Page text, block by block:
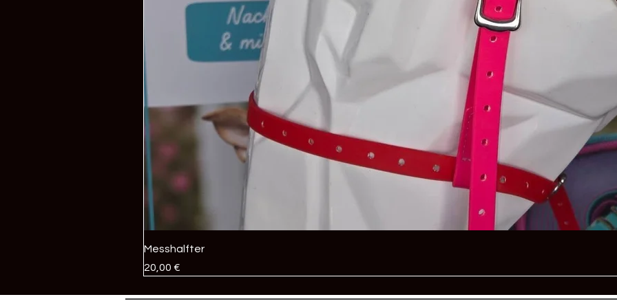
Messhalfter
Preis
20,00 €